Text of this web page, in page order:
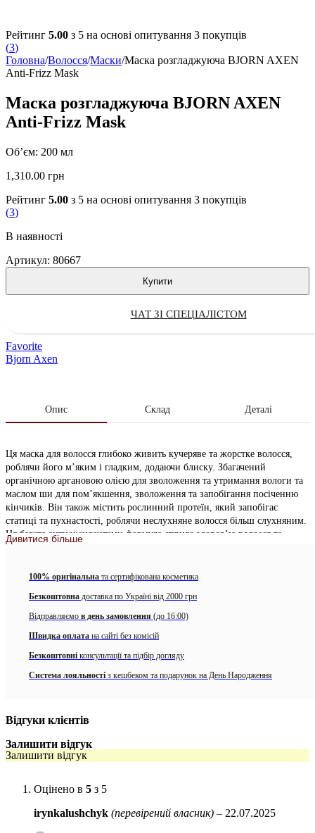
Рейтинг 5.00 з 5 на основі опитування 3 покупців
(3)
Головна/Волосся/Маски/Маска розгладжуюча BJORN AXEN
Anti-Frizz Mask
Маска розгладжуюча BJORN AXEN
Anti-Frizz Mask
Об’єм: 200 мл
1,310.00 грн
Рейтинг 5.00 з 5 на основі опитування 3 покупців
(3)
В наявності
Артикул: 80667
Купити
ЧАТ ЗІ СПЕЦІАЛІСТОМ
Favorite
Bjorn Axen
Опис Склад Деталі
Ця маска для волосся глибоко живить кучеряве та жорстке волосся,
роблячи його м’яким і гладким, додаючи блиску. Збагачений
органічною аргановою олією для зволоження та утримання вологи та
маслом ши для пом’якшення, зволоження та запобігання посіченню
кінчиків. Він також містить рослинний протеїн, який запобігає
статиці та пухнастості, роблячи неслухняне волосся більш слухняним.
Ця багата антиоксидантами формула сприяє здоров’ю волосся та
запобігає пошкодженню сонцем.
Аромат:східний аромат, що викликає звикання – з нотами
кардамону, фрезії та ванілі
– Органічна Арганова олія. Пом’якшує, розгладжує, додає блиску і
– Пребіотики. Зволожують і заспокоюють шкіру голови
після миття голови шампунем. Залиште щонайменше на 3 хвилини,
але краще довше, щоб досягти оптимального результату. Ретельно
зволожуючі та живильні властивості.
Обʼєм: 200 мл
Дивитися більше
100% оригінальна та сертифікована косметика
Безкоштовна доставка по Україні від 2000 грн
Відправляємо в день замовлення (до 16:00)
Швидка оплата на сайті без комісій
Безкоштовні консультації та підбір догляду
Система лояльності з кешбеком та подарунок на День Народження
Відгуки клієнтів
Залишити відгук
Залишити відгук
Оцінено в 5 з 5
irynkalushchyk (перевірений власник) – 22.07.2025